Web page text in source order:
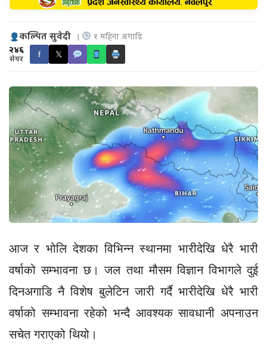
कल्पित सुवेदी | १ महिना अगाडि
२४६
सेयर
f 𝕏
आज र भोलि देशका विभिन्न स्थानमा भारीदेखि धेरै भारी
वर्षाको सम्भावना छ। जल तथा मौसम विज्ञान विभागले दुई
दिनअगाडि नै विशेष बुलेटिन जारी गर्दै भारीदेखि धेरै भारी
वर्षाको सम्भावना रहेको भन्दै आवश्यक सावधानी अपनाउन
सचेत गराएको थियो।